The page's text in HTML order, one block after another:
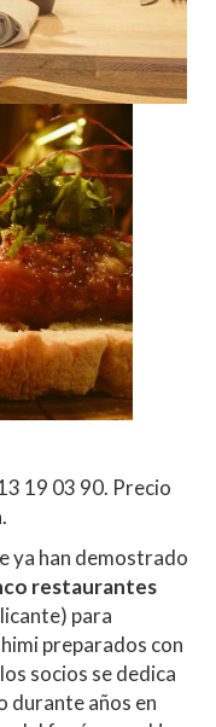
19 03 90. Precio
ya han demostrado
restaurantes
para
preparados con
socios se dedica
durante años en